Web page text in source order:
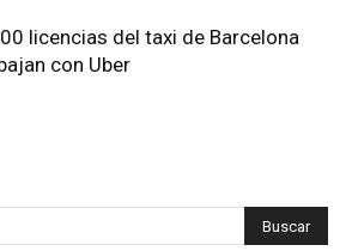
licencias del taxi de Barcelona
con Uber